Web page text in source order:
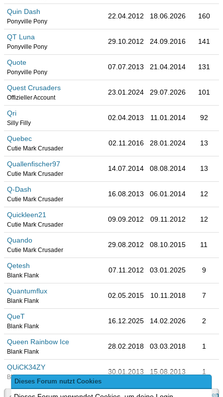
Dieses Forum nutzt Cookies
Quin Dash
Ponyville Pony
22.04.2012 18.06.2026 160
QT Luna
Ponyville Pony
29.10.2012 24.09.2016 141
Quote
Ponyville Pony
07.07.2013 21.04.2014 131
Quest Crusaders
Offizieller Account
23.01.2024 29.07.2026 101
Qri
Silly Filly
02.04.2013 11.01.2014 92
Quebec
Cutie Mark Crusader
02.11.2016 28.01.2024 13
Quallenfischer97
Cutie Mark Crusader
14.07.2014 08.08.2014 13
Q-Dash
Cutie Mark Crusader
16.08.2013 06.01.2014 12
Quickleen21
Cutie Mark Crusader
09.09.2012 09.11.2012 12
Quando
Cutie Mark Crusader
29.08.2012 08.10.2015 11
Qetesh
Blank Flank
07.11.2012 03.01.2025 9
Quantumflux
Blank Flank
02.05.2015 10.11.2018 7
QueT
Blank Flank
16.12.2025 14.02.2026 2
Queen Rainbow Ice
Blank Flank
28.02.2018 03.03.2018 1
QUiCK34ZY
Blank Flank
30.01.2013 15.08.2013 1
Foren-Team anzeigen